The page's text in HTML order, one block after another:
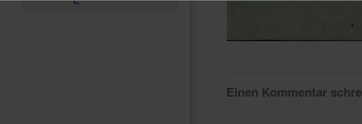
Einen Kommentar